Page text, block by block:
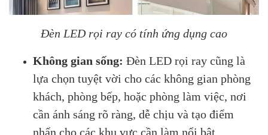
Đèn LED rọi ray có tính ứng dụng cao
Không gian sống: Đèn LED rọi ray cũng là
lựa chọn tuyệt vời cho các không gian phòng
khách, phòng bếp, hoặc phòng làm việc, nơi
cần ánh sáng rõ ràng, dễ chịu và tạo điểm
nhấn cho các khu vực cần làm nổi bật.